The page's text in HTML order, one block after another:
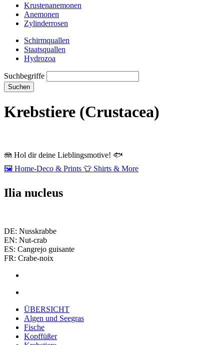
Krustenanemonen
Anemonen
Zylinderrosen
Schirmquallen
Staatsquallen
Hydrozoa
Suchbegriffe
Suchen
Krebstiere (Crustacea)
🪼 Hol dir deine Lieblingsmotive! 🐟
🖼️ Home‑Deco & Prints 👕 Shirts & More
Ilia nucleus
DE: Nusskrabbe
EN: Nut‑crab
ES: Cangrejo guisante
FR: Crabe‑noix
ÜBERSICHT
Algen und Seegras
Fische
Kopffüßer